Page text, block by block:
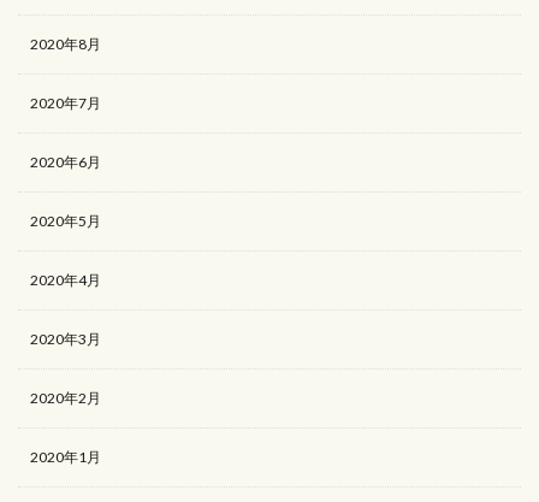
2020年8月
2020年7月
2020年6月
2020年5月
2020年4月
2020年3月
2020年2月
2020年1月